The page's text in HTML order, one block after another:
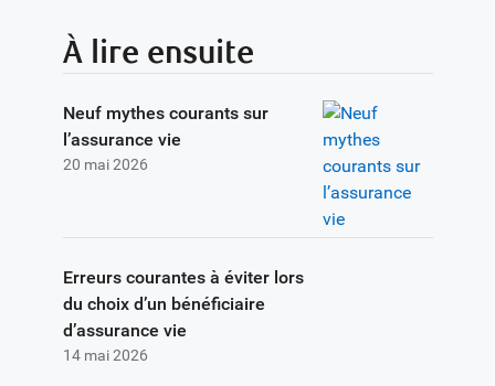
À lire ensuite
20 mai 2026
Neuf mythes courants sur
l’assurance vie
14 mai 2026
Erreurs courantes à éviter lors
du choix d’un bénéficiaire
d’assurance vie